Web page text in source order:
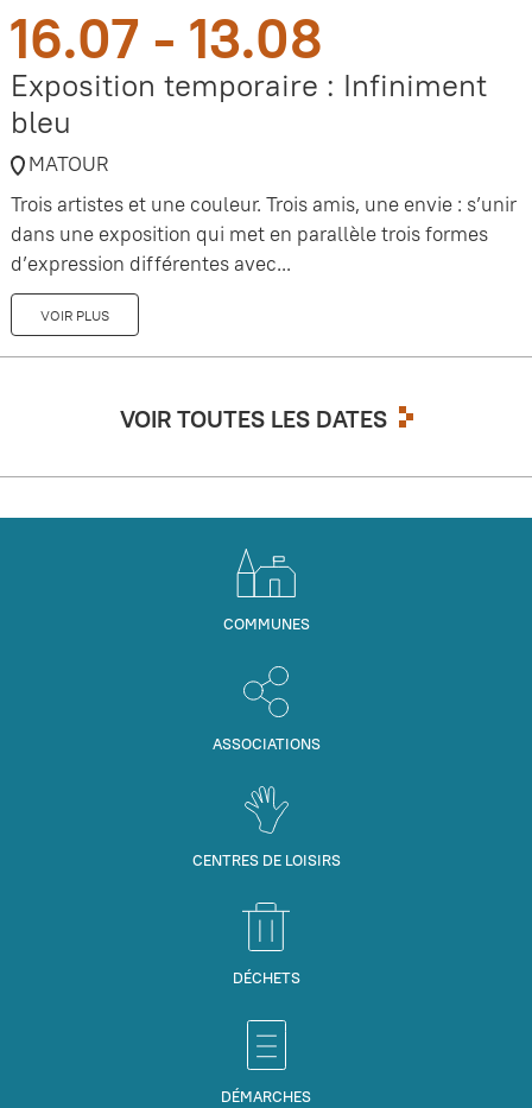
16.07 - 13.08
Exposition temporaire : Infiniment
bleu
MATOUR
Trois artistes et une couleur. Trois amis, une envie : s’unir
dans une exposition qui met en parallèle trois formes
d’expression différentes avec...
VOIR PLUS
VOIR TOUTES LES DATES
COMMUNES
ASSOCIATIONS
CENTRES DE LOISIRS
DÉCHETS
DÉMARCHES